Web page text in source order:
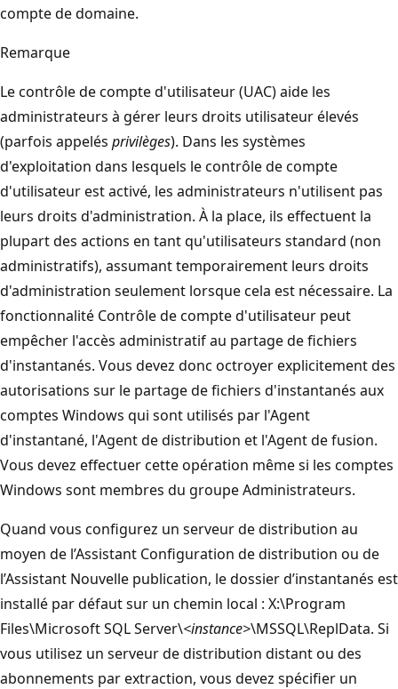
compte de domaine.
Remarque
Le contrôle de compte d'utilisateur (UAC) aide les
administrateurs à gérer leurs droits utilisateur élevés
(parfois appelés privilèges). Dans les systèmes
d'exploitation dans lesquels le contrôle de compte
d'utilisateur est activé, les administrateurs n'utilisent pas
leurs droits d'administration. À la place, ils effectuent la
plupart des actions en tant qu'utilisateurs standard (non
administratifs), assumant temporairement leurs droits
d'administration seulement lorsque cela est nécessaire. La
fonctionnalité Contrôle de compte d'utilisateur peut
empêcher l'accès administratif au partage de fichiers
d'instantanés. Vous devez donc octroyer explicitement des
autorisations sur le partage de fichiers d'instantanés aux
comptes Windows qui sont utilisés par l'Agent
d'instantané, l'Agent de distribution et l'Agent de fusion.
Vous devez effectuer cette opération même si les comptes
Windows sont membres du groupe Administrateurs.
Quand vous configurez un serveur de distribution au
moyen de l’Assistant Configuration de distribution ou de
l’Assistant Nouvelle publication, le dossier d’instantanés est
installé par défaut sur un chemin local : X:\Program
Files\Microsoft SQL Server\<instance>\MSSQL\ReplData. Si
vous utilisez un serveur de distribution distant ou des
abonnements par extraction, vous devez spécifier un